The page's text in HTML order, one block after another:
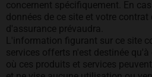
concernent spécifiquement. En
données de ce site et votre
d'assurance prévaudra.
L'information figurant sur ce site
services offerts n'est destinée
où ces produits et services